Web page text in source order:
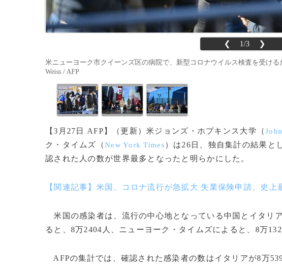
❮ 1/3 ❯
米ニューヨーク市クイーンズ区の病院で、新型コロナウイルス検査を受ける
Weiss / AFP
【3月27日 AFP】（更新）米ジョンズ・ホプキンス大学（
ク・タイムズ（New York Times）は26日、独自集計の結果と
認された人の数が世界最多となったと明らかにした。
【関連記事】米国、コロナ流行が急拡大 失業保険申請、史上
米国の感染者は、流行の中心地となっている中国とイタリ
ると、8万2404人、ニューヨーク・タイムズによると、8万
AFPの集計では、確認された感染者の数はイタリアが8万